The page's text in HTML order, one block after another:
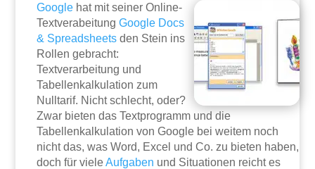
Google hat mit seiner Online-
TextverabeitungGoogle Docs
& Spreadsheets den Stein ins
Rollen gebracht:
Textverarbeitung und
Tabellenkalkulation zum
Nulltarif. Nicht schlecht, oder?
Zwar bieten das Textprogramm und die
Tabellenkalkulation von Google bei weitem noch
nicht das, was Word, Excel und Co. zu bieten haben,
doch für vieleAufgaben und Situationen reicht es